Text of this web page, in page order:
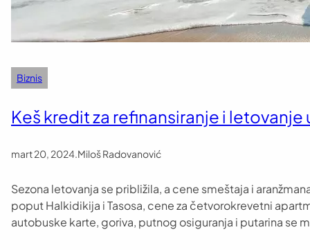
Biznis
Keš kredit za refinansiranje i letovanje
mart 20, 2024.Miloš Radovanović
Sezona letovanja se približila, a cene smeštaja i
poput Halkidikija i Tasosa, cene za četvorokrevetni
autobuske karte, goriva, putnog osiguranja i putarina se